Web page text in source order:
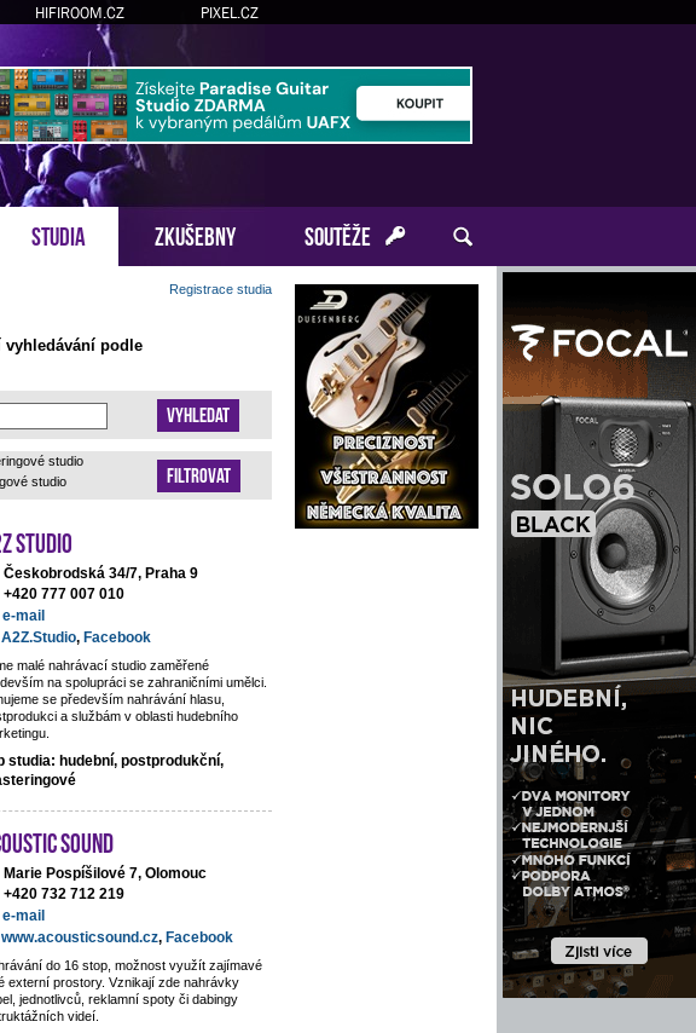
HIFIROOM.CZ PIXEL.CZ
STUDIA ZKUŠEBNY SOUTĚŽE
Registrace studia
podle
Vyhledat
Filtrovat
studio
studio
Studio
Českobrodská 34/7, Praha 9
+420 777 007 010
e-mail
A2Z.Studio, Facebook
malé nahrávací studio zaměřené
na spolupráci se zahraničními umělci.
se především nahrávání hlasu,
a službám v oblasti hudebního
studia: hudební, postprodukční,
Sound
Marie Pospíšilové 7, Olomouc
+420 732 712 219
e-mail
www.acousticsound.cz, Facebook
do 16 stop, možnost využít zajímavé
externí prostory. Vznikají zde nahrávky
jednotlivců, reklamní spoty či dabingy
videí.